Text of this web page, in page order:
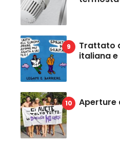
Trattato
italiana
Aperture